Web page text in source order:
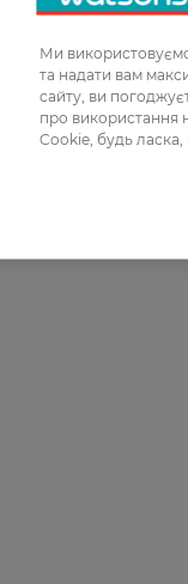
Ми
та надати вам
сайту, ви
про використання
Cookie, будь ласка,